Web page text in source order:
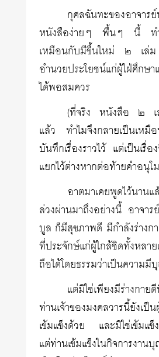
กุศลฉันทะของอาจาร
หนังสือง่ายๆ พื้นๆ นี้ ทำ
เหมือนกับมีขึ้นใหม่ ๒ เล่ม
อำนวยประโยชน์แก่ผู้ใฝ่ศึกษ
ได้พอสมควร
(ที่จริง หนังสือ ๒ เ
แล้ว ทำไมจึงกลายเป็นเห
บันทึกเรื่องราวไว้ แต่เป็นเรื่
แยกไว้ต่างหากต่อท้ายคำอนุโ
อาตมาเคยพูดไว้นาน
ล่วงผ่านมาถึงอย่างนี้ อาจา
บูล ก็มีสุขภาพดี มีกำลังร่างกา
ที่ประจักษ์แก่ผู้ใกล้ชิดทั้งหลา
ถือได้โดยธรรมว่าเป็นความ
แต่มิใช่เพียงมีร่างกาย
ท่านเจ้าของมงคลวารนี้ยังเป็
เข้มแข็งด้วย และมิใช่เข้มแข็
แต่ท่านเข้มแข็งในกิจการง